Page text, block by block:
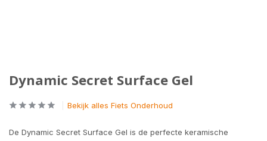
Dynamic Secret Surface Gel
Bekijk alles Fiets Onderhoud
De Dynamic Secret Surface Gel is de perfecte keramische